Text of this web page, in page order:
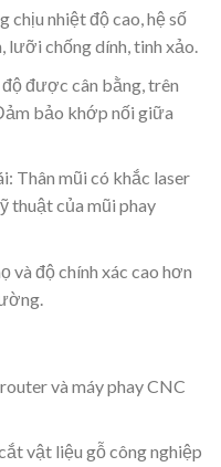
chịu nhiệt độ cao, hệ số
lưỡi chống dính, tinh xảo.
được cân bằng, trên
bảo khớp nối giữa
Thân mũi có khắc laser
thuật của mũi phay
và độ chính xác cao hơn
và máy phay CNC
vật liệu gỗ công nghiệp